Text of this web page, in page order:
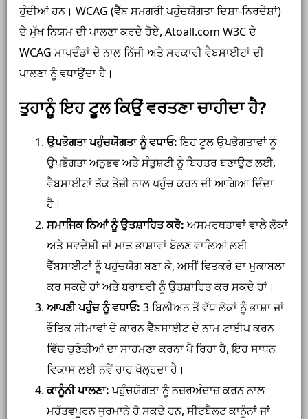
ਹੁੰਦੀਆਂ ਹਨ। WCAG (ਵੈੱਬ ਸਮਗਰੀ ਪਹੁੰਚਯੋਗਤਾ ਦਿਸ਼ਾ-ਨਿਰਦੇਸ਼ਾਂ)
ਦੇ ਮੁੱਖ ਨਿਯਮ ਦੀ ਪਾਲਣਾ ਕਰਦੇ ਹੋਏ, Atoall.com W3C ਦੇ
WCAG ਮਾਪਦੰਡਾਂ ਦੇ ਨਾਲ ਨਿੱਜੀ ਅਤੇ ਸਰਕਾਰੀ ਵੈਬਸਾਈਟਾਂ ਦੀ
ਪਾਲਣਾ ਨੂੰ ਵਧਾਉਂਦਾ ਹੈ।
ਤੁਹਾਨੂੰ ਇਹ ਟੂਲ ਕਿਉਂ ਵਰਤਣਾ ਚਾਹੀਦਾ ਹੈ?
ਉਪਭੋਗਤਾ ਪਹੁੰਚਯੋਗਤਾ ਨੂੰ ਵਧਾਓ:ਇਹ ਟੂਲ ਉਪਭੋਗਤਾਵਾਂ ਨੂੰ
ਉਪਭੋਗਤਾ ਅਨੁਭਵ ਅਤੇ ਸੰਤੁਸ਼ਟੀ ਨੂੰ ਬਿਹਤਰ ਬਣਾਉਣ ਲਈ,
ਵੈਬਸਾਈਟਾਂ ਤੱਕ ਤੇਜ਼ੀ ਨਾਲ ਪਹੁੰਚ ਕਰਨ ਦੀ ਆਗਿਆ ਦਿੰਦਾ
ਹੈ।
ਸਮਾਜਿਕ ਨਿਆਂ ਨੂੰ ਉਤਸ਼ਾਹਿਤ ਕਰੋ: ਅਸਮਰਥਤਾਵਾਂ ਵਾਲੇ ਲੋਕਾਂ
ਅਤੇ ਸਵਦੇਸ਼ੀ ਜਾਂ ਮਾਤ ਭਾਸ਼ਾਵਾਂ ਬੋਲਣ ਵਾਲਿਆਂ ਲਈ
ਵੈੱਬਸਾਈਟਾਂ ਨੂੰ ਪਹੁੰਚਯੋਗ ਬਣਾ ਕੇ, ਅਸੀਂ ਵਿਤਕਰੇ ਦਾ ਮੁਕਾਬਲਾ
ਕਰ ਸਕਦੇ ਹਾਂ ਅਤੇ ਬਰਾਬਰੀ ਨੂੰ ਉਤਸ਼ਾਹਿਤ ਕਰ ਸਕਦੇ ਹਾਂ।
ਆਪਣੀ ਪਹੁੰਚ ਨੂੰ ਵਧਾਓ: 3 ਬਿਲੀਅਨ ਤੋਂ ਵੱਧ ਲੋਕਾਂ ਨੂੰ ਭਾਸ਼ਾ ਜਾਂ
ਭੌਤਿਕ ਸੀਮਾਵਾਂ ਦੇ ਕਾਰਨ ਵੈੱਬਸਾਈਟ ਦੇ ਨਾਮ ਟਾਈਪ ਕਰਨ
ਵਿੱਚ ਚੁਣੌਤੀਆਂ ਦਾ ਸਾਹਮਣਾ ਕਰਨਾ ਪੈ ਰਿਹਾ ਹੈ, ਇਹ ਸਾਧਨ
ਵਿਕਾਸ ਲਈ ਨਵੇਂ ਰਾਹ ਖੋਲ੍ਹਦਾ ਹੈ।
ਕਾਨੂੰਨੀ ਪਾਲਣਾ:ਪਹੁੰਚਯੋਗਤਾ ਨੂੰ ਨਜ਼ਰਅੰਦਾਜ਼ ਕਰਨ ਨਾਲ
ਮਹੱਤਵਪੂਰਨ ਜੁਰਮਾਨੇ ਹੋ ਸਕਦੇ ਹਨ, ਸੀਟਬੈਲਟ ਕਾਨੂੰਨਾਂ ਜਾਂ